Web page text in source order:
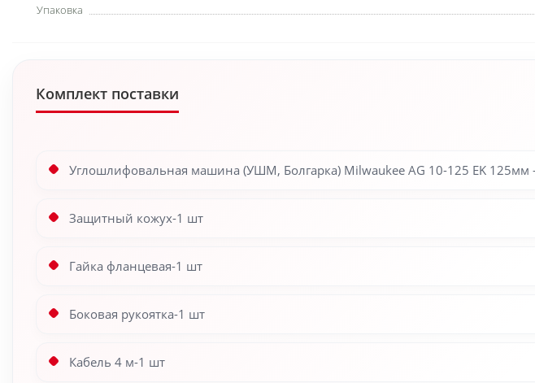
Упаковка
Комплект поставки
Углошлифовальная машина (УШМ, Болгарка) Milwaukee AG 10-125 EK 125мм
Защитный кожух-1 шт
Гайка фланцевая-1 шт
Боковая рукоятка-1 шт
Кабель 4 м-1 шт